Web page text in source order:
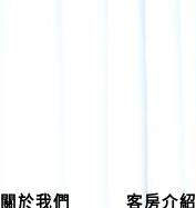
關於我們 客房介紹